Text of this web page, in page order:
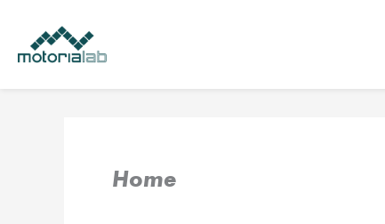
contenuto
Home